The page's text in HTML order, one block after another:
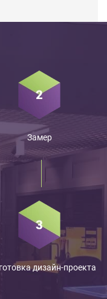
Замер
дизайн-проекта